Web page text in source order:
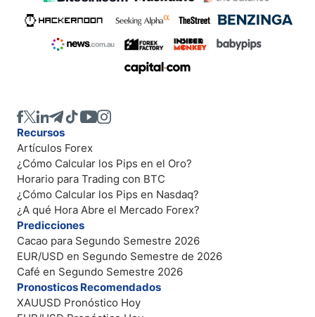
Recursos
Artículos Forex
¿Cómo Calcular los Pips en el Oro?
Horario para Trading con BTC
¿Cómo Calcular los Pips en Nasdaq?
¿A qué Hora Abre el Mercado Forex?
Predicciones
Cacao para Segundo Semestre 2026
EUR/USD en Segundo Semestre de 2026
Café en Segundo Semestre 2026
Pronosticos Recomendados
XAUUSD Pronóstico Hoy